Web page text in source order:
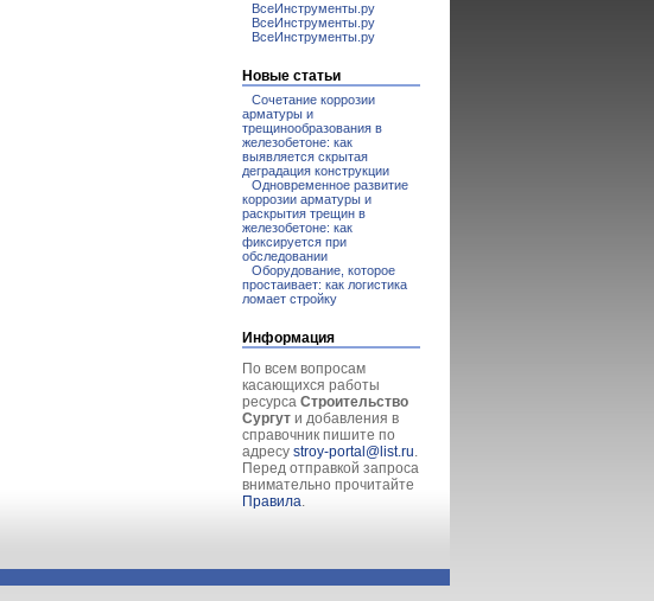
ВсеИнструменты.ру
ВсеИнструменты.ру
ВсеИнструменты.ру
Новые статьи
Сочетание коррозии
арматуры и
трещинообразования в
железобетоне: как
выявляется скрытая
деградация конструкции
Одновременное развитие
коррозии арматуры и
раскрытия трещин в
железобетоне: как
фиксируется при
обследовании
Оборудование, которое
простаивает: как логистика
ломает стройку
Информация
По всем вопросам
касающихся работы
ресурса Строительство
Сургут и добавления в
справочник пишите по
адресу stroy-portal@list.ru.
Перед отправкой запроса
внимательно прочитайте
Правила.